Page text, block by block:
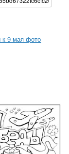
к 9 мая фото